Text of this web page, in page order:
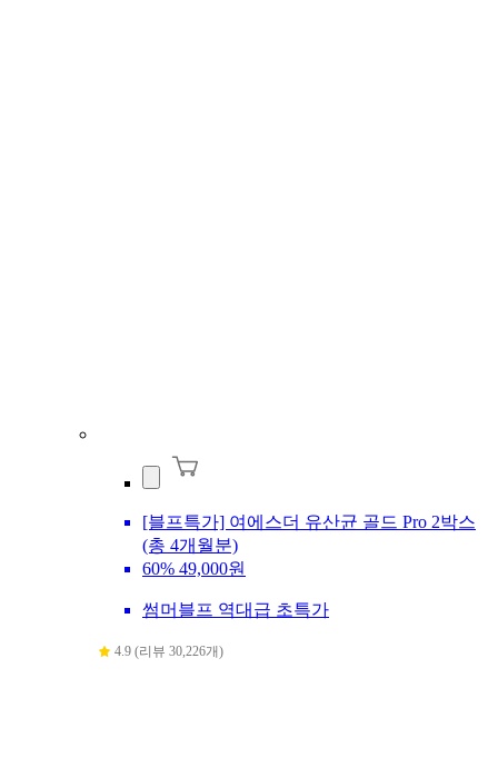
[블프특가] 여에스더 유산균 골드 Pro 2박스
(총 4개월분)
60% 49,000원
썸머블프 역대급 초특가
4.9 (리뷰 30,226개)